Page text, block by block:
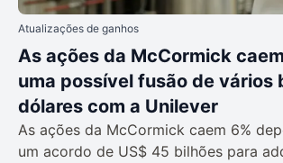
Atualizações de ganhos
As ações da McCormick
uma possível fusão de vários
dólares com a Unilever
As ações da McCormick caem 6%
um acordo de US$ 45 bilhões para